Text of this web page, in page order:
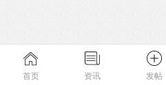
首页 资讯 发帖